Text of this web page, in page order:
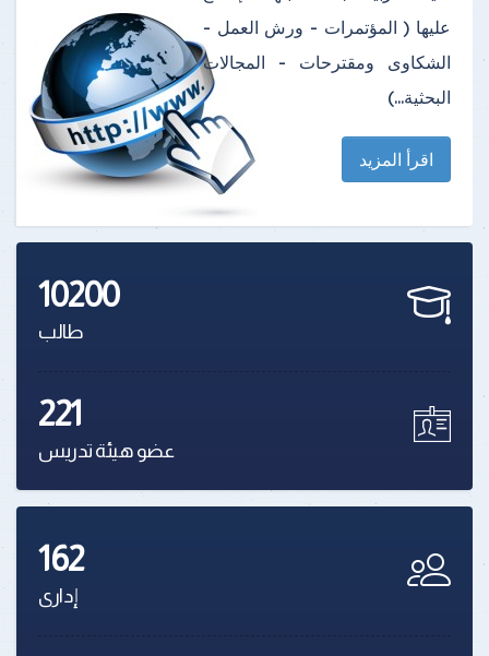
عليها ( المؤتمرات - ورش العمل -
الشكاوى ومقترحات - المجالات
البحثية...)
اقرأ المزيد
10200
طالب
221
عضو هيئة تدريس
162
إدارى